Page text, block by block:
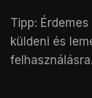
Tipp:
küldeni és
felhasználásra.